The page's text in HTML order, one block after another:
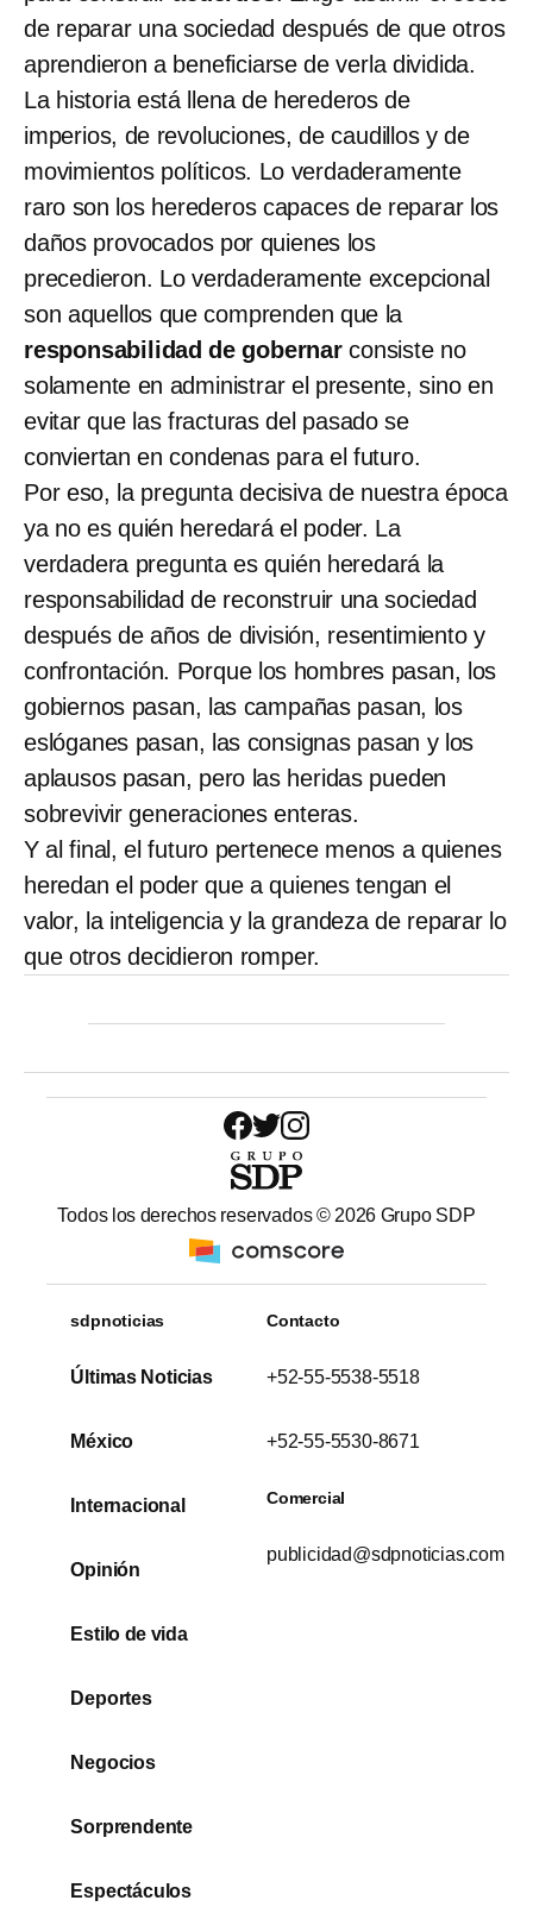
de reparar una sociedad después de que otros
aprendieron a beneficiarse de verla dividida.
La historia está llena de herederos de
imperios, de revoluciones, de caudillos y de
movimientos políticos. Lo verdaderamente
raro son los herederos capaces de reparar los
daños provocados por quienes los
precedieron. Lo verdaderamente excepcional
son aquellos que comprenden que la
responsabilidad de gobernarconsiste no
solamente en administrar el presente, sino en
evitar que las fracturas del pasado se
conviertan en condenas para el futuro.
Por eso, la pregunta decisiva de nuestra época
ya no es quién heredará el poder. La
verdadera pregunta es quién heredará la
responsabilidad de reconstruir una sociedad
después de años de división, resentimiento y
confrontación. Porque los hombres pasan, los
gobiernos pasan, las campañas pasan, los
eslóganes pasan, las consignas pasan y los
aplausos pasan, pero las heridas pueden
sobrevivir generaciones enteras.
Y al final, el futuro pertenece menos a quienes
heredan el poder que a quienes tengan el
valor, la inteligencia y la grandeza de reparar lo
que otros decidieron romper.
Todos los derechos reservados © 2026 Grupo SDP
sdpnoticias
Últimas Noticias
México
Internacional
Opinión
Estilo de vida
Deportes
Negocios
Sorprendente
Espectáculos
Contacto
+52-55-5538-5518
+52-55-5530-8671
Comercial
publicidad@sdpnoticias.com